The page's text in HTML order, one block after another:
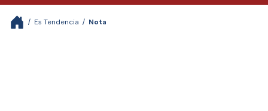
/ Es Tendencia / Nota